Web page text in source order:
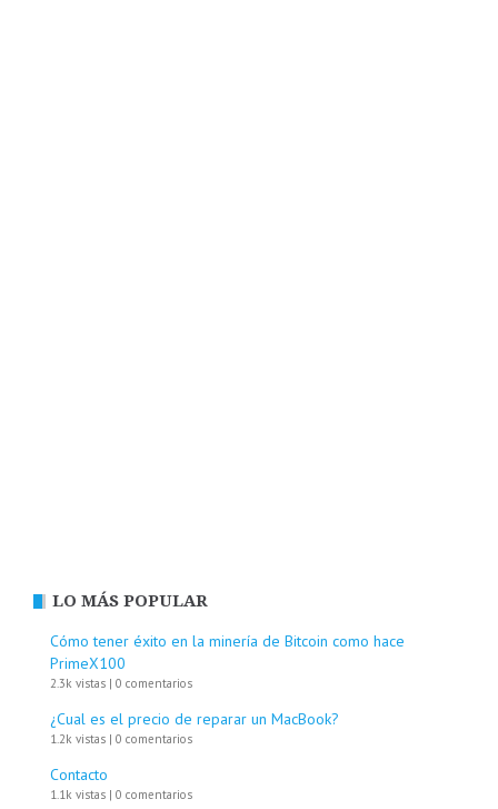
LO MÁS POPULAR
Cómo tener éxito en la minería de Bitcoin como hace
PrimeX100
2.3k vistas | 0 comentarios
¿Cual es el precio de reparar un MacBook?
1.2k vistas | 0 comentarios
Contacto
1.1k vistas | 0 comentarios